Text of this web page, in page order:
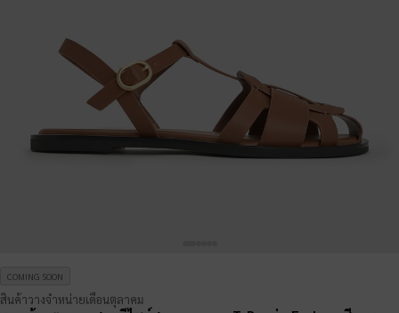
COMING SOON
สินค้าวางจำหน่ายเดือนตุลาคม